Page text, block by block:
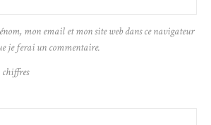
mon email et mon site web dans ce navigateur
je ferai un commentaire.
chiffres